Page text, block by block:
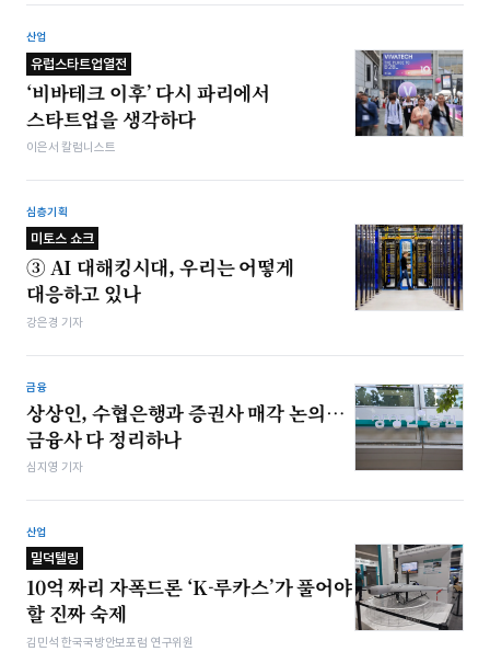
산업
유럽스타트업열전
‘비바테크 이후’ 다시 파리에서
스타트업을 생각하다
이은서 칼럼니스트
심층기획
미토스 쇼크
③ AI 대해킹시대, 우리는 어떻게
대응하고 있나
강은경 기자
금융
상상인, 수협은행과 증권사 매각 논의…
금융사 다 정리하나
심지영 기자
산업
밀덕텔링
10억 짜리 자폭드론 ‘K-루카스’가 풀어야
할 진짜 숙제
김민석 한국국방안보포럼 연구위원